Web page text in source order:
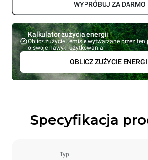
WYPRÓBUJ ZA DARMO
Kalkulator zużycia energii
Oblicz zużycie i emisje wytwarzane przez ten
o swoje nawyki użytkowania
OBLICZ ZUŻYCIE ENERGII
Specyfikacja
Typ